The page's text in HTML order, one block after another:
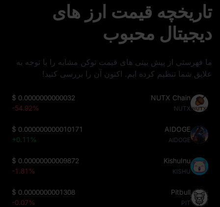
تاریخچه قیمت ارز های
دیجیتال محبوب
ما فهرستی از پیش‌ بینی‌ های قیمت توکن مشابه را با توجه به
علایق شما تنظیم کرده‌ ایم. اکنون آن را بررسی کنید!
NUTX Chain
NUTX
$ 0.0000000000032
-54.92%
AIDOGE
AIDOGE
$ 0.000000000010171
+0.11%
KishuInu
KISHU
$ 0.00000000009872
-1.81%
Pitbull
PIT
$ 0.0000000001308
-0.07%